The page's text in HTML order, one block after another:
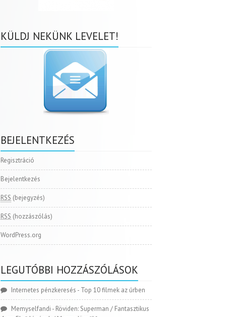
KÜLDJ NEKÜNK LEVELET!
BEJELENTKEZÉS
Regisztráció
Bejelentkezés
RSS (bejegyzés)
RSS (hozzászólás)
WordPress.org
LEGUTÓBBI HOZZÁSZÓLÁSOK
Internetes pénzkeresés - Top 10 filmek az űrben
Memyselfandi - Röviden: Superman / Fantasztikus